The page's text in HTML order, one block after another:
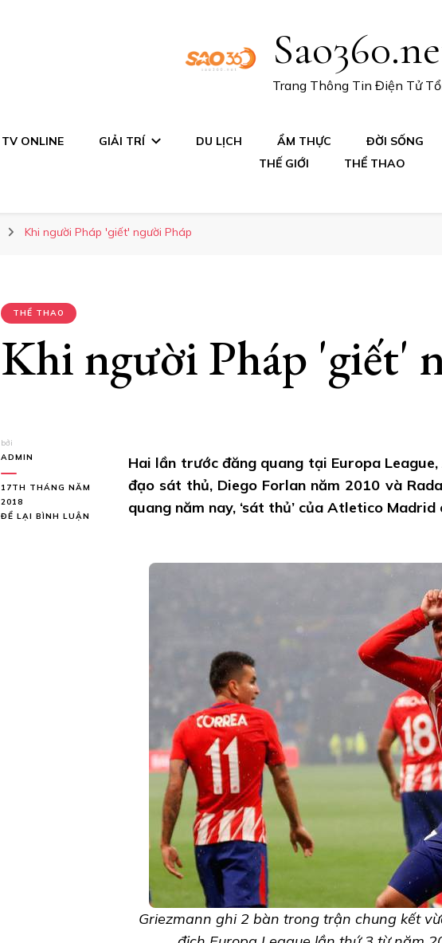
Trang Thông Tin Điện Tử
TV ONLINE GIẢI TRÍ DU LỊCH ẨM THỰC ĐỜI SỐNG
THẾ GIỚI
THỂ THAO
Khi người Pháp 'giết' người Pháp
THỂ THAO
Khi người Pháp 'giết'
bởi
ADMIN
17TH THÁNG NĂM
2018
ĐỂ LẠI BÌNH LUẬN
Hai lần trước đăng quang tại Europa
đạo sát thủ, Diego Forlan năm 2010 và
quang năm nay, ‘sát thủ’ của Atletico
Griezmann ghi 2 bàn trong trận chung kết